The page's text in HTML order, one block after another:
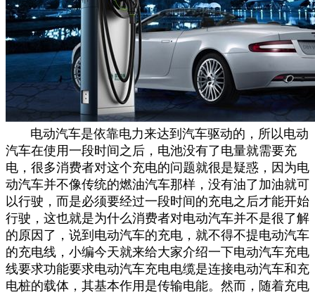
电动汽车是依靠电力来达到汽车驱动的，所以电动
汽车在使用一段时间之后，电池没有了电量就需要充
电，很多消费者对这个充电的问题就很是疑惑，因为电
动汽车并不像传统的燃油汽车那样，没有油了加油就可
以行驶，而是必须要经过一段时间的充电之后才能开始
行驶，这也就是为什么消费者对电动汽车并不是很了解
的原因了，说到电动汽车的充电，就不得不提电动汽车
的充电线，小编今天就来给大家介绍一下电动汽车充电
线要求功能要求电动汽车充电电缆是连接电动汽车和充
电桩的载体，其基本作用是传输电能。然而，随着充电